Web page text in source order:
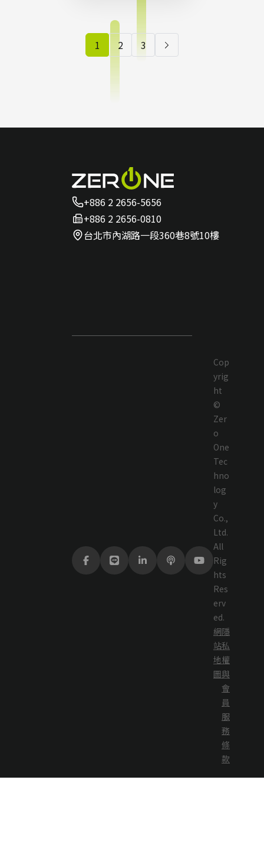
掌握影
像未來
1 2 3
+886 2 2656-5656
+886 2 2656-0810
台北市內湖路一段360巷8號10樓
Cop
yrig
ht
©
Zer
o
One
Tec
hno
log
y
Co.,
Ltd.
All
Rig
hts
Res
erv
ed.
網
站
地
圖
隱
私
權
與
會
員
服
務
條
款